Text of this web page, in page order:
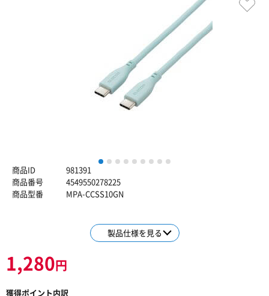
1 2 3 4 5 6 7 8
商品ID
981391
商品番号
4549550278225
商品型番
MPA-CCSS10GN
製品仕様を見る
1,280円
獲得ポイント内訳